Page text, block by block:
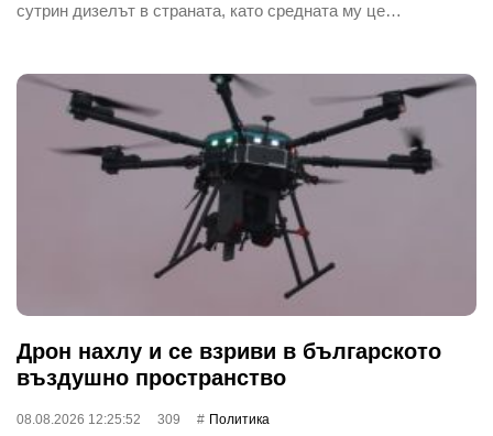
сутрин дизелът в страната, като средната му це…
Дрон нахлу и се взриви в българското
въздушно пространство
08.08.2026 12:25:52 309 Политика